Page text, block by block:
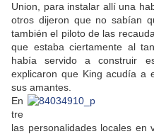
Union, para instalar allí una
otros dijeron que no sabían
también el piloto de las
que estaba ciertamente al
había servido a construir
explicaron que King acudía a
sus amantes.
En
tre
las personalidades locales en